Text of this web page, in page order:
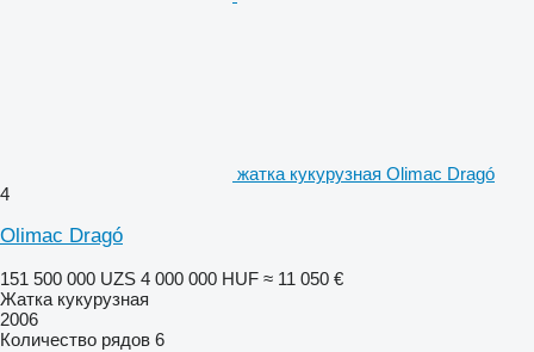
жатка кукурузная Olimac Dragó
4
Olimac Dragó
151 500 000 UZS 4 000 000 HUF ≈ 11 050 €
Жатка кукурузная
2006
Количество рядов 6